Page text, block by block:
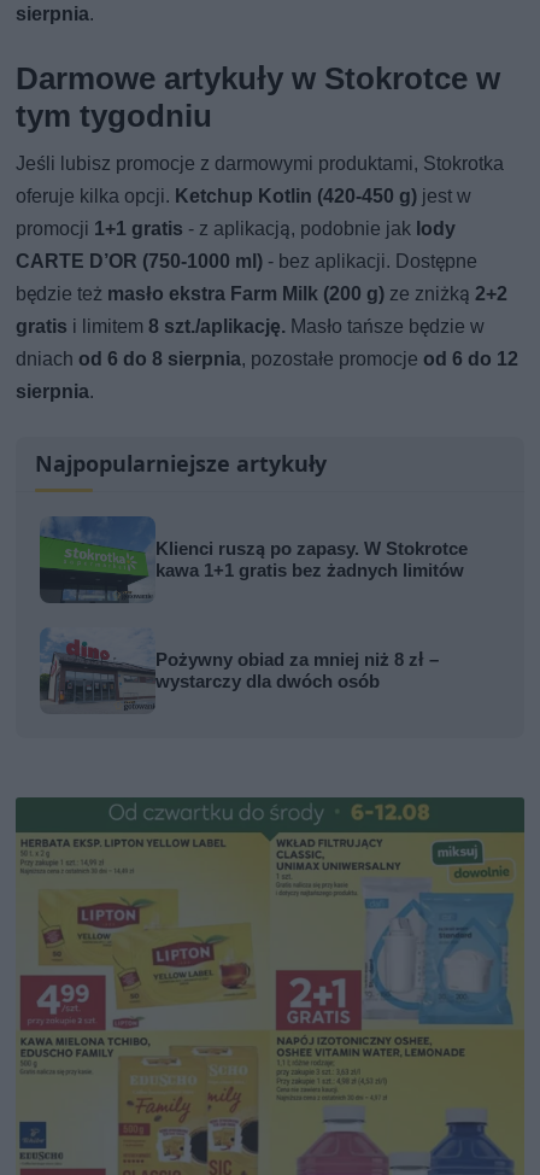
sierpnia.
Darmowe artykuły w Stokrotce w
tym tygodniu
Jeśli lubisz promocje z darmowymi produktami, Stokrotka
oferuje kilka opcji. Ketchup Kotlin (420-450 g) jest w
promocji 1+1 gratis - z aplikacją, podobnie jak lody
CARTE D’OR (750-1000 ml) - bez aplikacji. Dostępne
będzie też masło ekstra Farm Milk (200 g) ze zniżką2+2
gratis i limitem8 szt./aplikację. Masło tańsze będzie w
dniach od 6 do 8 sierpnia, pozostałe promocje od 6 do 12
sierpnia.
Najpopularniejsze artykuły
Klienci ruszą po zapasy. W Stokrotce
kawa 1+1 gratis bez żadnych limitów
Pożywny obiad za mniej niż 8 zł –
wystarczy dla dwóch osób